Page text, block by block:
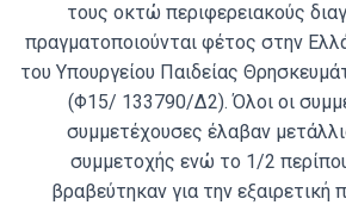
τους οκτώ περιφερειακούς
πραγματοποιούνται φέτος στην
του Υπουργείου Παιδείας
(Φ15/ 133790/Δ2). Όλοι οι
συμμετέχουσες έλαβαν
συμμετοχής ενώ το 1/2
βραβεύτηκαν για την εξαιρετική